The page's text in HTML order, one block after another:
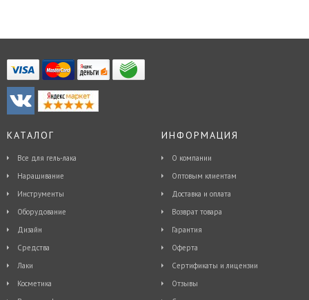
КАТАЛОГ
Все для гель-лака
Наращивание
Инструменты
Оборудование
Дизайн
Средства
Лаки
Косметика
ИНФОРМАЦИЯ
О компании
Оптовым клиентам
Доставка и оплата
Возврат товара
Гарантия
Оферта
Сертификаты и лицензии
Отзывы